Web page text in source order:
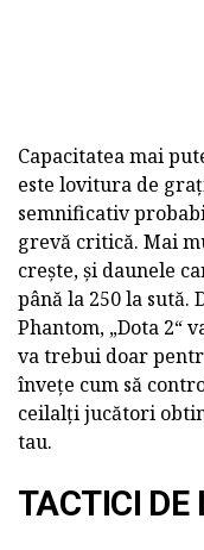
Capacitatea mai
este lovitura de
semnificativ
grevă critică. Mai
crește, și daunele
până la 250 la sută.
Phantom, „Dota 2“
va trebui doar
învețe cum să
ceilalți jucători
tau.
TACTICI DE